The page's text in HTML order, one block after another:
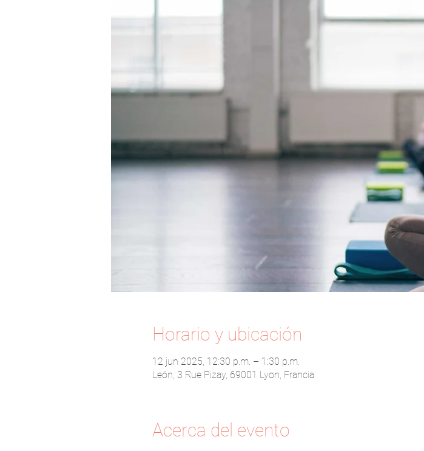
Horario y ubicación
12 jun 2025, 12:30 p.m. – 1:30 p.m.
León, 3 Rue Pizay, 69001 Lyon, Francia
Acerca del evento